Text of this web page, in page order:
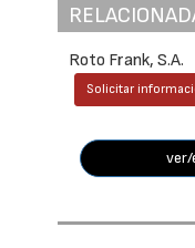
Roto Frank, S.A.
Solicitar